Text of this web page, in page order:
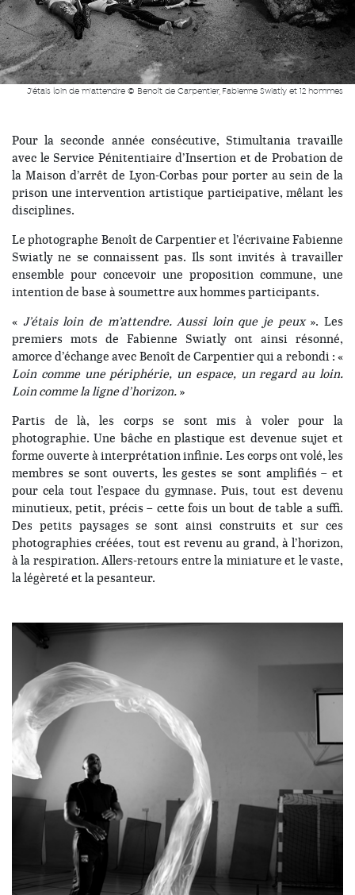
J'étais loin de m'attendre © Benoît de Carpentier, Fabienne Swiatly et 12 hommes
Pour la seconde année consécutive, Stimultania travaille
avec le Service Pénitentiaire d’Insertion et de Probation de
la Maison d’arrêt de Lyon-Corbas pour porter au sein de la
prison une intervention artistique participative, mêlant les
disciplines.
Le photographe Benoît de Carpentier et l’écrivaine Fabienne
Swiatly ne se connaissent pas. Ils sont invités à travailler
ensemble pour concevoir une proposition commune, une
intention de base à soumettre aux hommes participants.
« J’étais loin de m’attendre. Aussi loin que je peux». Les
premiers mots de Fabienne Swiatly ont ainsi résonné,
amorce d’échange avec Benoît de Carpentier qui a rebondi : «
Loin comme une périphérie, un espace, un regard au loin.
Loin comme la ligne d’horizon.»
Partis de là, les corps se sont mis à voler pour la
photographie. Une bâche en plastique est devenue sujet et
forme ouverte à interprétation infinie. Les corps ont volé, les
membres se sont ouverts, les gestes se sont amplifiés – et
pour cela tout l’espace du gymnase. Puis, tout est devenu
minutieux, petit, précis – cette fois un bout de table a suffi.
Des petits paysages se sont ainsi construits et sur ces
photographies créées, tout est revenu au grand, à l’horizon,
à la respiration. Allers-retours entre la miniature et le vaste,
la légèreté et la pesanteur.